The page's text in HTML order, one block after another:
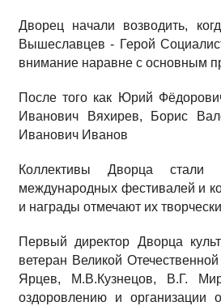
Дворец начали возводить,
Вышеславцев - Герой
внимание наравне с основным
После того как Юрий
Иванович Вяхирев, Борис
Иванович Иванов
Коллективы Дворца стали
международных фестивалей и
и награды отмечают их
Первый директор Дворца
ветеран Великой
Ярцев, М.В.Кузнецов, В.Г.
оздоровлению и